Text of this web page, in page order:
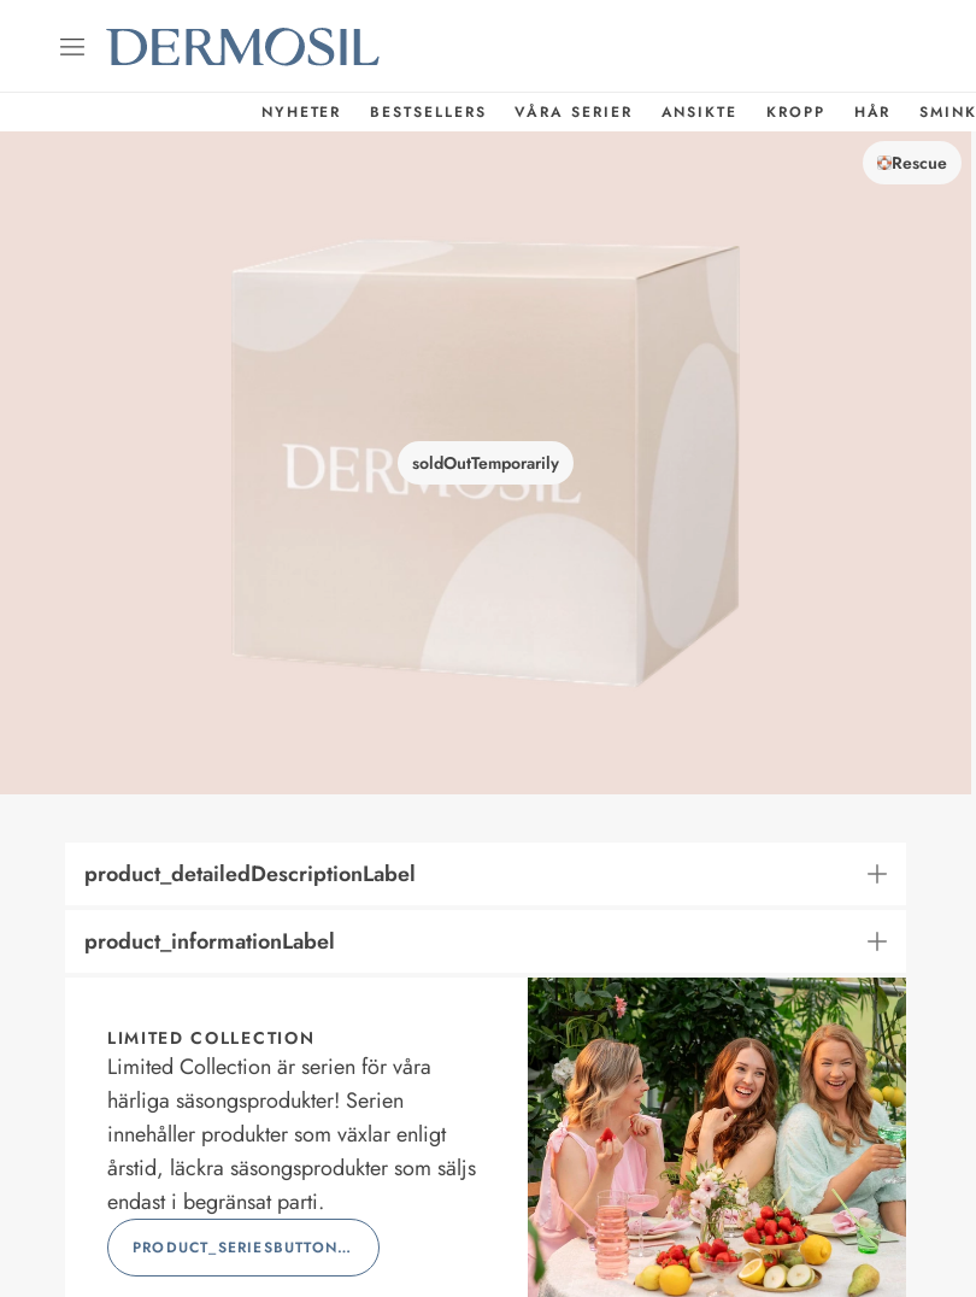
NYHETER BESTSELLERS VÅRA SERIER ANSIKTE KROPP HÅR SMINK
soldOutTemporarily
Rescue
product_detailedDescriptionLabel
product_informationLabel
LIMITED COLLECTION
Limited Collection är serien för våra
härliga säsongsprodukter! Serien
innehåller produkter som växlar enligt
årstid, läckra säsongsprodukter som säljs
endast i begränsat parti.
PRODUCT_SERIESBUTTONLABEL